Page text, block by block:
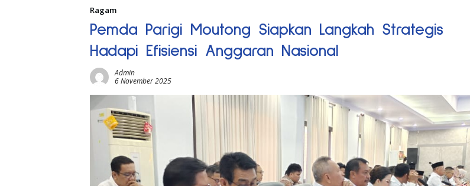
Ragam
Pemda Parigi Moutong Siapkan Langkah Strategis
Hadapi Efisiensi Anggaran Nasional
Admin
6 November 2025